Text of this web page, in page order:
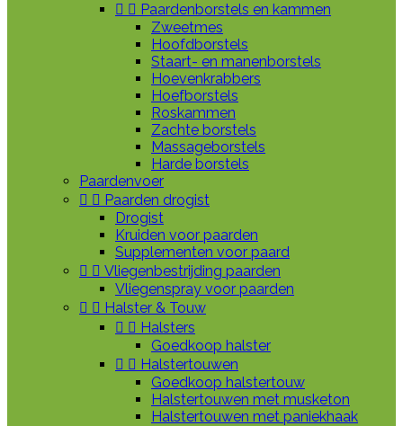
  Paardenborstels en kammen
Zweetmes
Hoofdborstels
Staart- en manenborstels
Hoevenkrabbers
Hoefborstels
Roskammen
Zachte borstels
Massageborstels
Harde borstels
Paardenvoer
  Paarden drogist
Drogist
Kruiden voor paarden
Supplementen voor paard
  Vliegenbestrijding paarden
Vliegenspray voor paarden
  Halster & Touw
  Halsters
Goedkoop halster
  Halstertouwen
Goedkoop halstertouw
Halstertouwen met musketon
Halstertouwen met paniekhaak